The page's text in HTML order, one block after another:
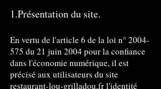
1.Présentation du site.
En vertu de l'article 6 de la loi n° 2004-
575 du 21 juin 2004 pour la confiance
dans l'économie numérique, il est
précisé aux utilisateurs du site
restaurant-lou-grilladou.fr l'identité